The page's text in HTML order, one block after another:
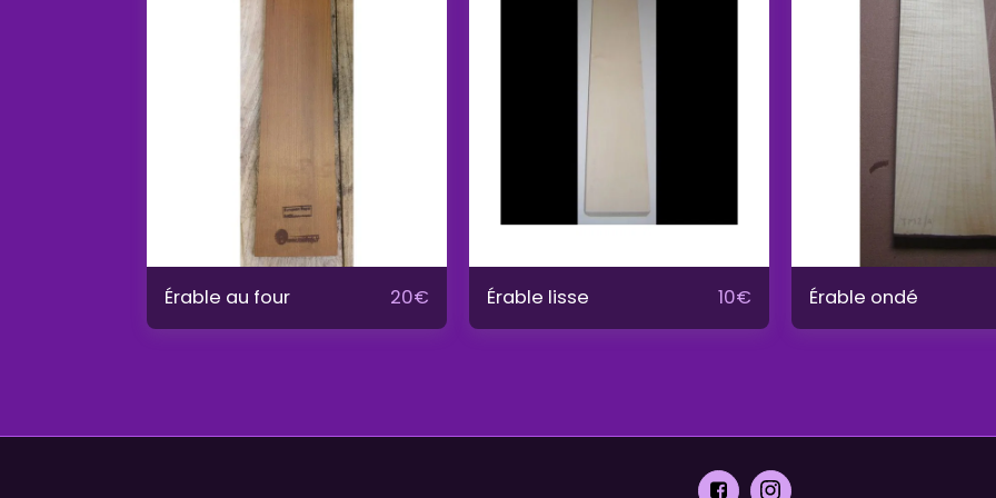
Érable au four 20€ Érable lisse 10€ Érable ondé